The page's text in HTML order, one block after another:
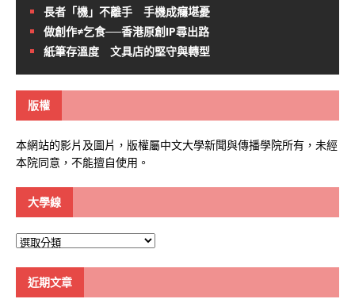
長者「機」不離手 手機成癮堪憂
做創作≠乞食──香港原創IP尋出路
紙筆存溫度 文具店的堅守與轉型
版權
本網站的影片及圖片，版權屬中文大學新聞與傳播學院所有，未經
本院同意，不能擅自使用。
大學線
大
近期文章